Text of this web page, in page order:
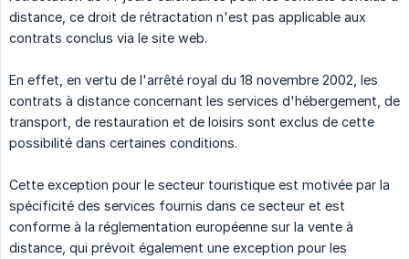
distance, ce droit de rétractation n'est pas applicable aux
contrats conclus via le site web.
En effet, en vertu de l'arrêté royal du 18 novembre 2002, les
contrats à distance concernant les services d'hébergement, de
transport, de restauration et de loisirs sont exclus de cette
possibilité dans certaines conditions.
Cette exception pour le secteur touristique est motivée par la
spécificité des services fournis dans ce secteur et est
conforme à la réglementation européenne sur la vente à
distance, qui prévoit également une exception pour les